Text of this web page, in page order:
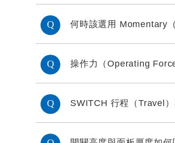
何時該選用 Momentary
操作力（Operating
SWITCH 行程（Travel